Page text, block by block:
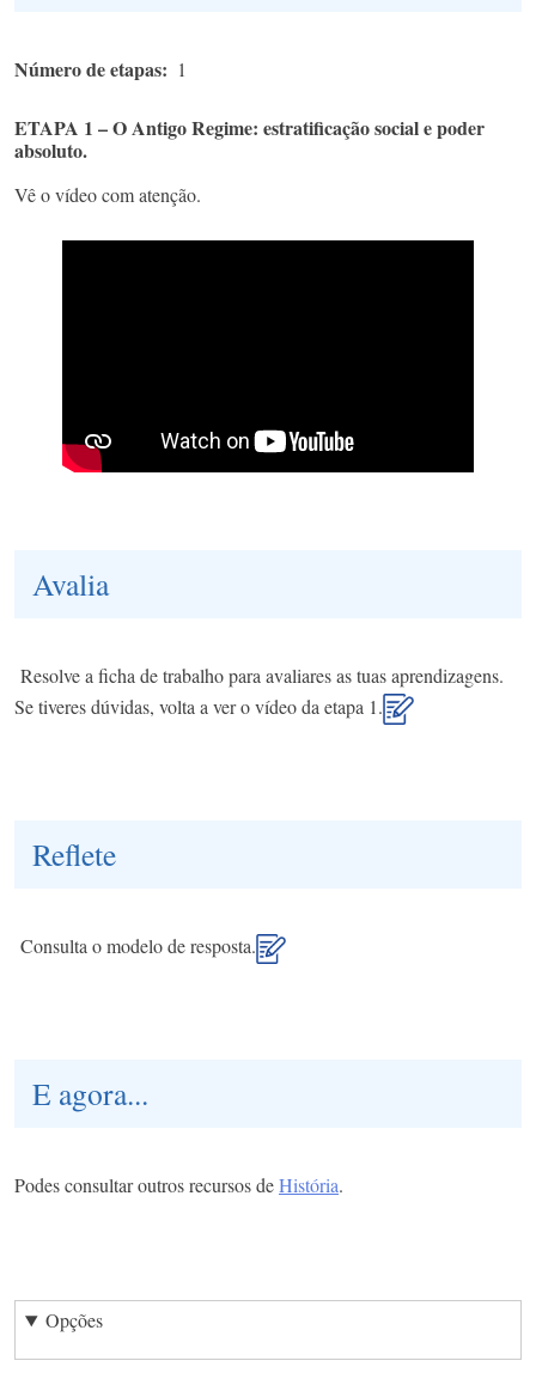
Número de etapas 1
ETAPA 1 – O Antigo Regime: estratificação social e poder
absoluto.
Vê o vídeo com atenção.
Avalia
Resolve a ficha de trabalho para avaliares as tuas aprendizagens.
Se tiveres dúvidas, volta a ver o vídeo da etapa 1.
Reflete
Consulta o modelo de resposta.
E agora...
Podes consultar outros recursos deHistória.
Opções